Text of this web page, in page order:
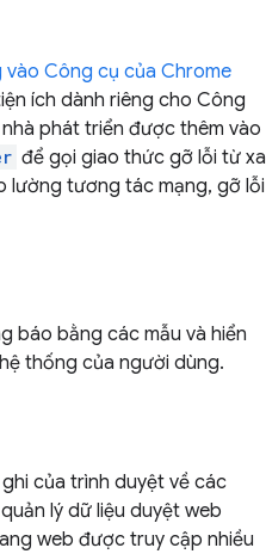
Công cụ của Chrome
ích dành riêng cho Công
phát triển được thêm vào
để gọi giao thức gỡ lỗi từ xa
lường tương tác mạng, gỡ lỗi
báo bằng các mẫu và hiển
thống của người dùng.
của trình duyệt về các
lý dữ liệu duyệt web
web được truy cập nhiều